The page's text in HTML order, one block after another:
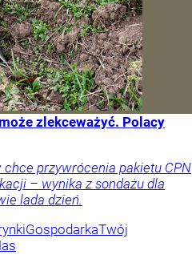
zlekceważyć. Polacy
przywrócenia pakietu CPN
– wynika z sondażu dla
lada dzień.
GospodarkaTwój